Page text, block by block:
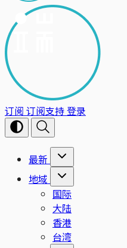
订阅 订阅支持登录
最新
地域
国际
大陆
香港
台湾